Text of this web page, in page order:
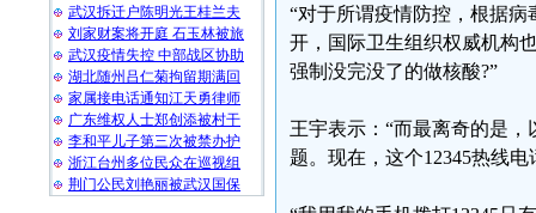
武汉拆迁户陈明光王桂兰夫
刘家财案将开庭 石玉林被旅
武汉疫情失控 中部战区协助
湖北随州吕仁菊拘留期满回
家属接电话通知江天勇律师
广东维权人士郑创添被村干
李和平儿子第三次被禁办护
浙江台州多位民众在巡视组
荆门公民刘艳丽被武汉国保
“对于所谓疫情防控，根据
开，国际卫生组织权威机构
强制没完没了的做核酸?”
王宇表示：“而最离奇的是
题。现在，这个12345热线